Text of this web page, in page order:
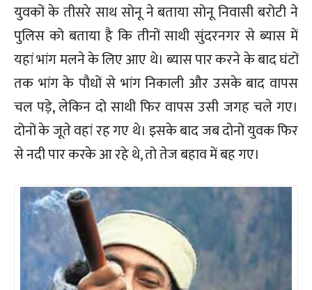
युवकों के तीसरे साथ सोनू ने बताया सोनू निवासी बरोटी ने
पुलिस को बताया है कि तीनों साथी सुंदरनगर से ब्यास में
यहां भांग मलने के लिए आए थे। ब्यास पार करने के बाद घंटों
तक भांग के पौधों से भांग निकाली और उसके बाद वापस
चल पडे़, लेकिन दो साथी फिर वापस उसी जगह चले गए।
दोनों के जूते वहां रह गए थे। इसके बाद जब दोनों युवक फिर
से नदी पार करके आ रहे थे, तो तेज बहाव में बह गए।